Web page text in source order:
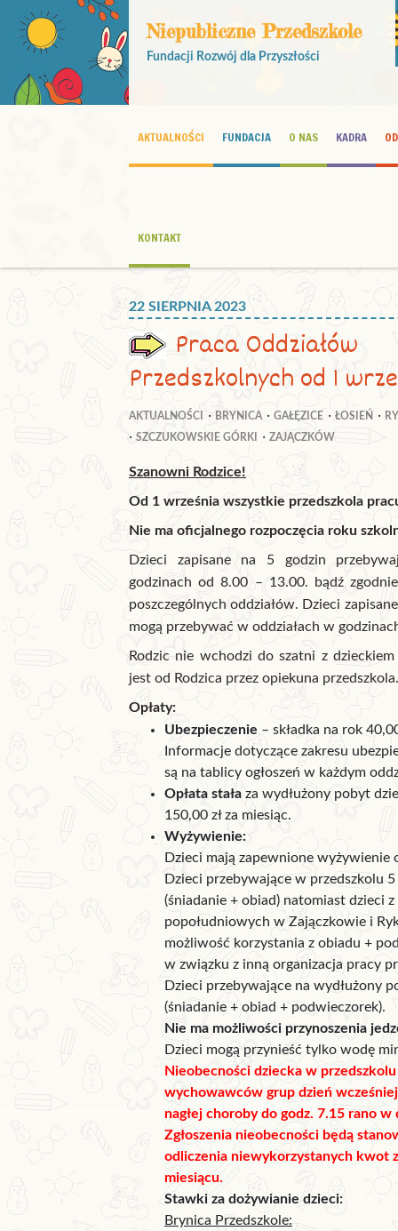
Niepubliczne Przedszkole
Fundacji Rozwój dla Przyszłości
AKTUALNOŚCI FUNDACJA O NAS KADRA
KONTAKT
22 SIERPNIA 2023
Praca Oddziałów
Przedszkolnych od 1
AKTUALNOŚCI BRYNICA GAŁĘZICE ŁOSIEŃ
SZCZUKOWSKIE GÓRKI
ZAJĄCZKÓW
Szanowni Rodzice!
Od 1 września wszystkie przedszkola
Nie ma oficjalnego rozpoczęcia roku
Dzieci zapisane na 5 godzin
godzinach od 8.00 – 13.00. bądź
poszczególnych oddziałów. Dzieci
mogą przebywać w oddziałach w
Rodzic nie wchodzi do szatni z
jest od Rodzica przez opiekuna przedszkola.
Opłaty:
Ubezpieczenie – składka na rok
Informacje dotyczące zakresu
są na tablicy ogłoszeń w każdym
Opłata stała za wydłużony pobyt
150,00 zł za miesiąc.
Wyżywienie:
Dzieci mają zapewnione wyżywienie
Dzieci przebywające w przedszkolu 5
(śniadanie + obiad) natomiast dzieci z
popołudniowych w Zajączkowie i
możliwość korzystania z obiadu +
w związku z inną organizacja pracy
Dzieci przebywające na wydłużony
(śniadanie + obiad + podwieczorek).
Nie ma możliwości przynoszenia
Dzieci mogą przynieść tylko wodę
Nieobecności dziecka w przedszkolu
wychowawców grup dzień
nagłej choroby do godz. 7.15 rano w
Zgłoszenia nieobecności będą
odliczenia niewykorzystanych kwot
miesiącu.
Stawki za dożywianie dzieci:
Brynica Przedszkole: